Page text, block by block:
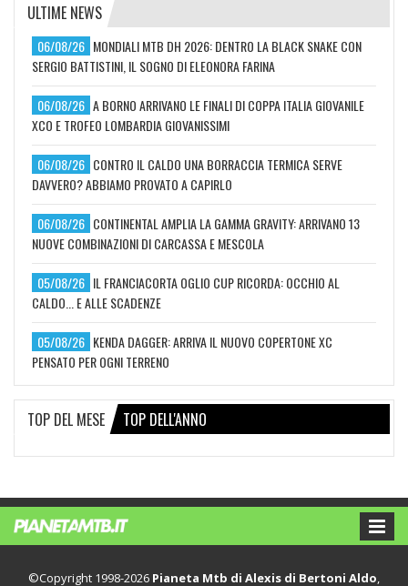
ULTIME NEWS
06/08/26 MONDIALI MTB DH 2026: DENTRO LA BLACK SNAKE CON
SERGIO BATTISTINI, IL SOGNO DI ELEONORA FARINA
06/08/26 A BORNO ARRIVANO LE FINALI DI COPPA ITALIA GIOVANILE
XCO E TROFEO LOMBARDIA GIOVANISSIMI
06/08/26 CONTRO IL CALDO UNA BORRACCIA TERMICA SERVE
DAVVERO? ABBIAMO PROVATO A CAPIRLO
06/08/26 CONTINENTAL AMPLIA LA GAMMA GRAVITY: ARRIVANO 13
NUOVE COMBINAZIONI DI CARCASSA E MESCOLA
05/08/26 IL FRANCIACORTA OGLIO CUP RICORDA: OCCHIO AL
CALDO... E ALLE SCADENZE
05/08/26 KENDA DAGGER: ARRIVA IL NUOVO COPERTONE XC
PENSATO PER OGNI TERRENO
TOP DEL MESE TOP DELL'ANNO
©Copyright 1998-2026 Pianeta Mtb di Alexis di Bertoni Aldo,